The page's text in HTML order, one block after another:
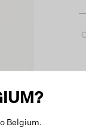
Belgium.